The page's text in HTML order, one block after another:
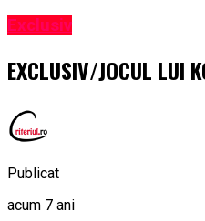
Exclusiv
EXCLUSIV/JOCUL LUI
Publicat
acum 7 ani